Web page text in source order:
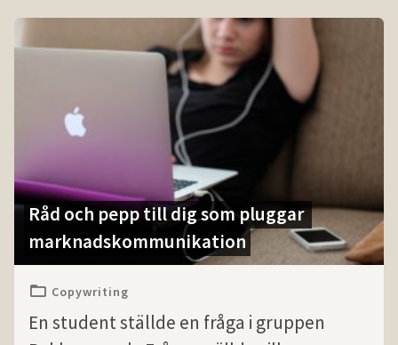
Råd och pepp till dig som pluggar
marknads­kommuni­kation
Copywriting
En student ställde en fråga i gruppen